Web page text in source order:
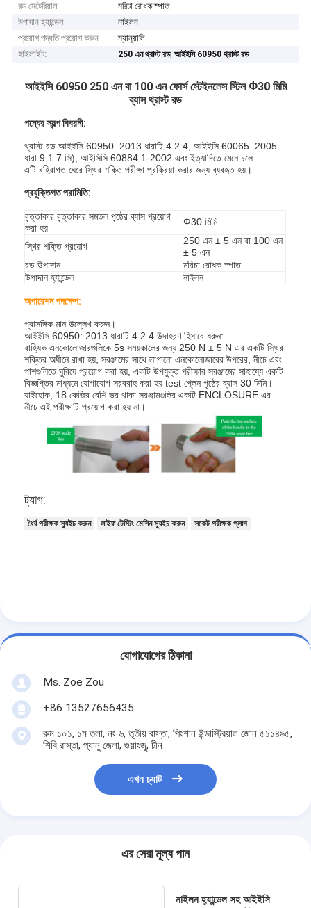
ভিডিও
রড মেটেরিয়াল
মরিচা রোধক স্পাত
উপাদান হ্যান্ডেল
নাইলন
প্রয়োগ পদ্ধতি প্রয়োগ করুন
ম্যানুয়ালি
হাইলাইট:
250 এন থ্রাস্ট রড,আইইসি 60950 থ্রাস্ট রড
আইইসি 60950 250 এন বা 100 এন ফোর্স স্টেইনলেস স্টিল Ф30 মিমি
ব্যাস থ্রাস্ট রড
পন্যের স্বল্প বিবরনী:
থ্রাস্ট রড আইইসি 60950: 2013 ধারাটি 4.2.4, আইইসি 60065: 2005
ধারা 9.1.7 সি), আইসিসি 60884.1-2002 এবং ইত্যাদিতে মেনে চলে
এটি বহিরাগত ঘেরে স্থির শক্তি পরীক্ষা প্রক্রিয়া করার জন্য ব্যবহৃত হয়।
প্রযুক্তিগত পরামিতি:
বৃত্তাকার বৃত্তাকার সমতল পৃষ্ঠের ব্যাস প্রয়োগ
করা হয়
Ф30 মিমি
স্থির শক্তি প্রয়োগ
250 এন ± 5 এন বা 100 এন
± 5 এন
রড উপাদান
মরিচা রোধক স্পাত
উপাদান হ্যান্ডেল
নাইলন
অপারেশন পদক্ষেপ:
প্রাসঙ্গিক মান উল্লেখ করুন।
আইইসি 60950: 2013 ধারাটি 4.2.4 উদাহরণ হিসাবে ধরুন:
বাহ্যিক এনকোলোজারগুলিকে 5s সময়কালের জন্য 250 N ± 5 N এর একটি স্থির
শক্তির অধীনে রাখা হয়, সরঞ্জামের সাথে লাগানো এনকোলোজারের উপরের, নীচে এবং
পাশগুলিতে ঘুরিয়ে প্রয়োগ করা হয়, একটি উপযুক্ত পরীক্ষার সরঞ্জামের সাহায্যে একটি
বিজ্ঞপ্তির মাধ্যমে যোগাযোগ সরবরাহ করা হয় test প্লেন পৃষ্ঠের ব্যাস 30 মিমি।
যাইহোক, 18 কেজির বেশি ভর থাকা সরঞ্জামগুলির একটি ENCLOSURE এর
নীচে এই পরীক্ষাটি প্রয়োগ করা হয় না।
ট্যাগ:
ধৈর্য পরীক্ষক স্যুইচ করুন লাইফ টেস্টিং মেশিন স্যুইচ করুন সকেট পরীক্ষক প্লাগ
যোগাযোগের ঠিকানা
Ms. Zoe Zou
+86 13527656435
রুম ১০১, ১ম তলা, নং ৬, তৃতীয় রাস্তা, পিংশান ইন্ডাস্ট্রিয়াল জোন ৫১১৪৯৫,
শিবি রাস্তা, প্যানু জেলা, গুয়াংজু, চীন
এখন চ্যাট
এর সেরা মূল্য পান
নাইলন হ্যান্ডেল সহ আইইসি